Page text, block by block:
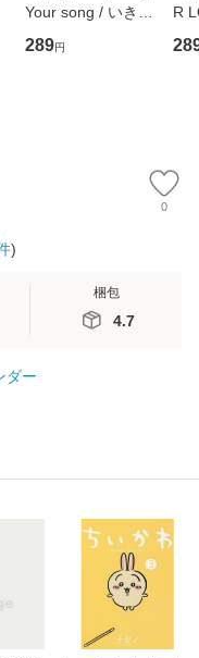
Your song / いきも
のがかり / [CD]
【メール便送料無
289円
R
産
0
)
梱包
4.7
ダー